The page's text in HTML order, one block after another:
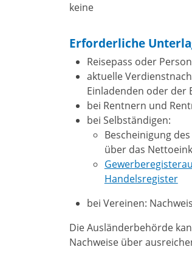
keine
Erforderliche
Reisepass oder
aktuelle
Einladenden oder der
bei Rentnern und
bei Selbständigen:
Bescheinigung
über das
Handelsregister
bei Vereinen:
Die Ausländerbehörde
Nachweise über